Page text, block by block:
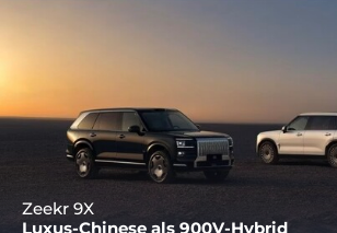
Zeekr 9X
Luxus-Chinese als 900V-Hybrid